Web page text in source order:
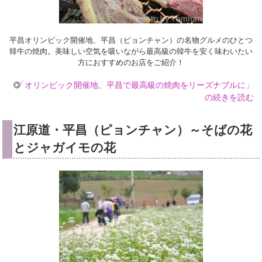
平昌オリンピック開催地、平昌（ピョンチャン）の名物グルメのひとつ
韓牛の焼肉。美味しい空気を吸いながら最高級の韓牛を安く味わいたい
方におすすめのお店をご紹介！
「オリンピック開催地、平昌で最高級の焼肉をリーズナブルに」
の続きを読む
江原道・平昌（ピョンチャン）～そばの花
とジャガイモの花